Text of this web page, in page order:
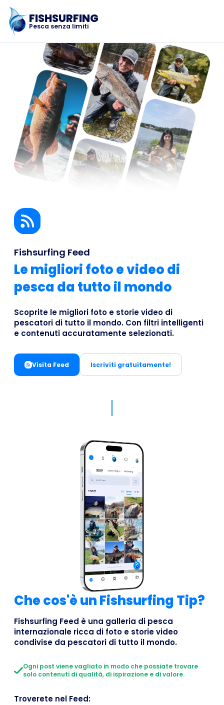
FISHSURFING
Pesca senza limiti
Registrazione
La casa
Blog
Informazioni
Business
Fishsurfing Feed
Le migliori foto e video di
pesca da tutto il mondo
Scoprite le migliori foto e storie video di
pescatori di tutto il mondo. Con filtri intelligenti
e contenuti accuratamente selezionati.
Visita Feed Iscriviti gratuitamente!
Che cos'è un Fishsurfing Tip?
Fishsurfing Feed è una galleria di pesca
internazionale ricca di foto e storie video
condivise da pescatori di tutto il mondo.
Ogni post viene vagliato in modo che possiate trovare
solo contenuti di qualità, di ispirazione e di valore.
Troverete nel Feed: